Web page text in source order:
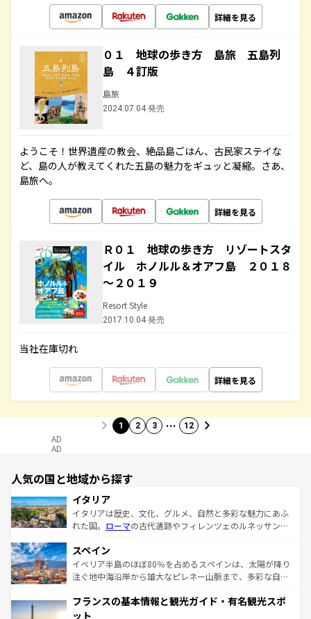
詳細を見る
０１ 地球の歩き方 島旅 五島列
島 ４訂版
島旅
2024.07.04 発売
ようこそ！世界遺産の教会、絶品島ごはん、古民家ステイな
ど、島の人が教えてくれた五島の魅力をギュッと凝縮。さあ、
島旅へ。
詳細を見る
Ｒ０１ 地球の歩き方 リゾートスタ
イル ホノルル＆オアフ島 ２０１８
～２０１９
Resort Style
2017.10.04 発売
当社在庫切れ
詳細を見る
1 2 3 … 12
AD
AD
人気の国と地域から探す
イタリア
イタリアは歴史、文化、グルメ、自然と多彩な魅力にあふ
れた国。 ローマの古代遺跡やフィレンツェのルネッサンス
ろん、トスカーナの美しい田園風景やアマルフィ海岸の絶
景など、自然景観も見逃せない。観光の合間には、本場の
ピザやパスタなど、絶品のイタリア料理を堪能することも
ませてくれるイタリアで、忘れられない旅をしてみよう！
なお、新着のイタリア情報は
スペイン
イベリア半島のほぼ80％を占めるスペインは、太陽が降り
注ぐ地中海沿岸から雄大なピレネー山脈まで、多彩な自然
文化が根付くこの国では、情熱的なフラメンコ、熱気あふ
れる闘牛、そして美味しいタパスが生活の一部となってい
フランスの基本情報と観光ガイド・有名観光スポ
ット